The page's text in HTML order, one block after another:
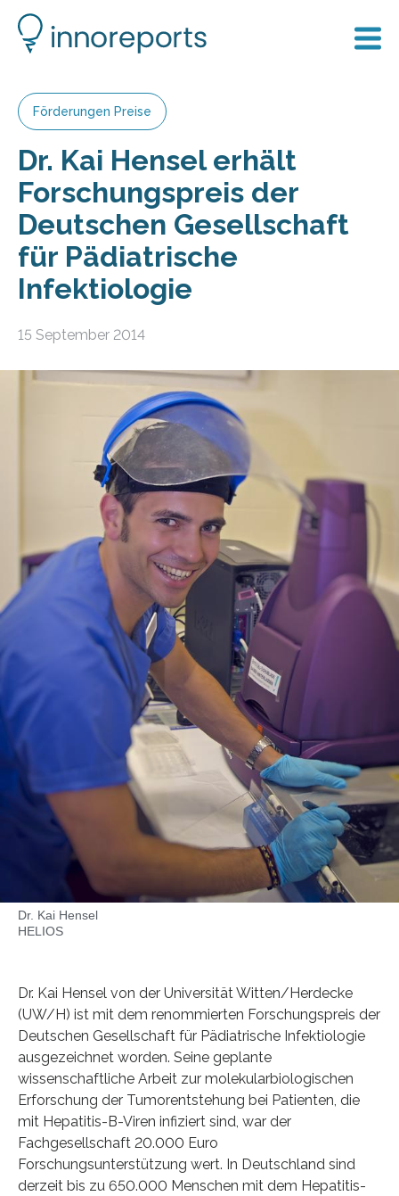
Förderungen Preise
Dr. Kai Hensel erhält
Forschungspreis der
Deutschen Gesellschaft
für Pädiatrische
Infektiologie
15 September 2014
Dr. Kai Hensel
HELIOS
Dr. Kai Hensel von der Universität Witten/Herdecke
(UW/H) ist mit dem renommierten Forschungspreis der
Deutschen Gesellschaft für Pädiatrische Infektiologie
ausgezeichnet worden. Seine geplante
wissenschaftliche Arbeit zur molekularbiologischen
Erforschung der Tumorentstehung bei Patienten, die
mit Hepatitis-B-Viren infiziert sind, war der
Fachgesellschaft 20.000 Euro
Forschungsunterstützung wert. In Deutschland sind
derzeit bis zu 650.000 Menschen mit dem Hepatitis-